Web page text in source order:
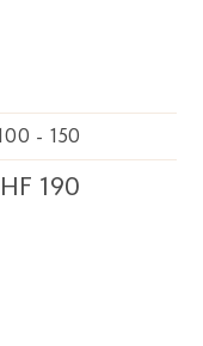
- 150
190